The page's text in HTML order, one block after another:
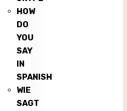
HOW
DO
YOU
SAY
IN
SPANISH
WIE
SAGT